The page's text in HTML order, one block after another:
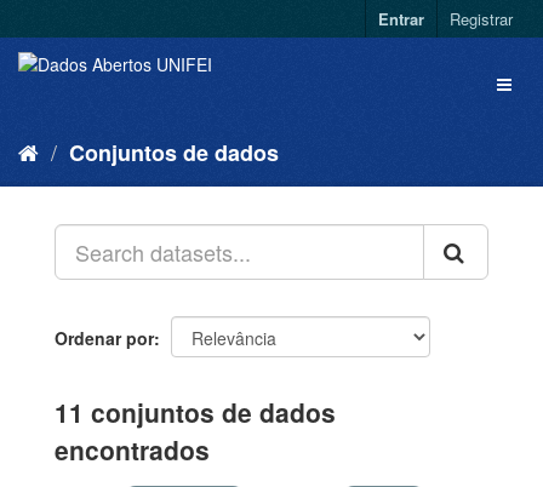
Entrar Registrar
Conjuntos de dados
Ordenar por
11 conjuntos de dados
encontrados